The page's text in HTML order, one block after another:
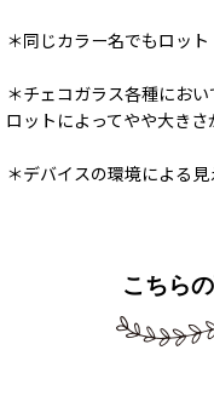
＊同じカラー名でもロッ
＊チェコガラス各種にお
ロットによってやや大き
＊デバイスの環境による
こちら